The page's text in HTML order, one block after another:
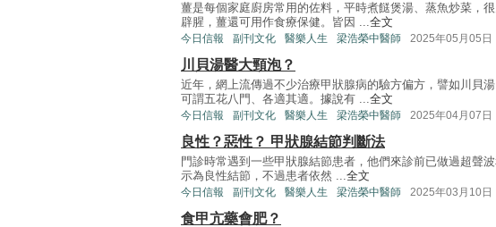
薑是每個家庭廚房常用的佐料，平時煮餸煲湯、蒸魚炒菜，
辟腥，薑還可用作食療保健。皆因 ...全文
今日信報 副刊文化 醫樂人生 梁浩榮中醫師 2025年05月05日
川貝湯醫大頸泡？
近年，網上流傳過不少治療甲狀腺病的驗方偏方，譬如川貝
可謂五花八門、各適其適。據說有 ...全文
今日信報 副刊文化 醫樂人生 梁浩榮中醫師 2025年04月07日
良性？惡性？ 甲狀腺結節判斷法
門診時常遇到一些甲狀腺結節患者，他們來診前已做過超聲
示為良性結節，不過患者依然 ...全文
今日信報 副刊文化 醫樂人生 梁浩榮中醫師 2025年03月10日
食甲亢藥會肥？